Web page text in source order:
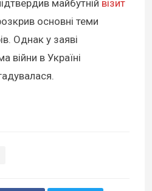
майбутній візит
основні теми
Однак у заяві
війни в Україні